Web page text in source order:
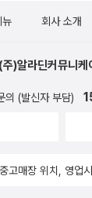
뉴 회사 소개
(주)알라딘커뮤니케
의 (발신자 부담)
중고매장 위치, 영업